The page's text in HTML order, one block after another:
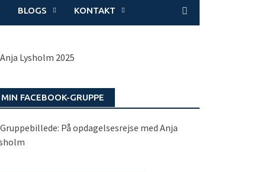
BLOGS KONTAKT
MIN FACEBOOK-GRUPPE